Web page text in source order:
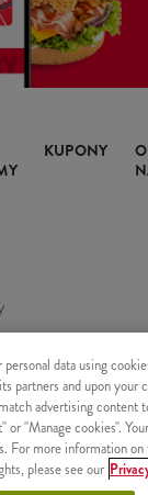
KUPONY
O
data using
partners and upon your
advertising content
"Manage cookies".
For more information
please see our